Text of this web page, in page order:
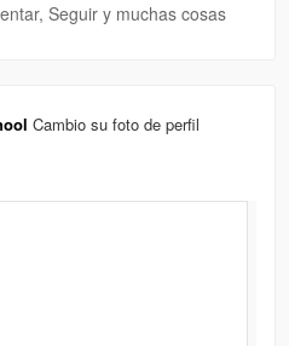
Seguir y muchas cosas
Cambio su foto de perfil